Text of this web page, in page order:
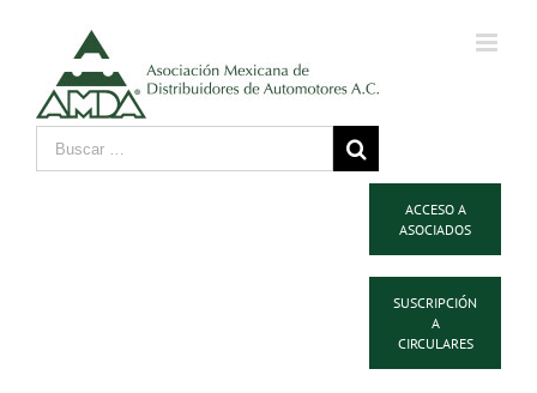
ACCESO A
ASOCIADOS
SUSCRIPCIÓN
A
CIRCULARES